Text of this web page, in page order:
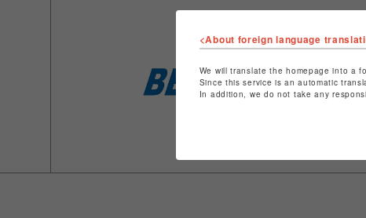
シ
店
特
シ
<About foreign language
We will translate the homepage into a
Since this service is an automatic
In addition, we do not take any